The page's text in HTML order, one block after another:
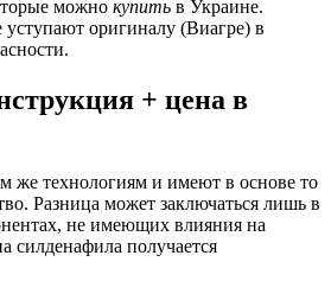
можно купить в Украине.
оригиналу (Виагре) в
+ цена в
же технологиям и имеют в основе то
Разница может заключаться лишь в
не имеющих влияния на
силденафила получается